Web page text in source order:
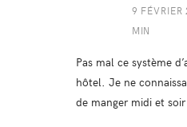
9
MIN
Pas mal ce système
hôtel. Je ne
de manger midi et